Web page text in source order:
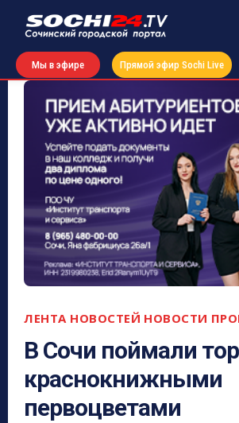
Мы в эфире Прямой эфир Sochi Live
ЛЕНТА НОВОСТЕЙ НОВОСТИ
В Сочи поймали
краснокнижными
первоцветами